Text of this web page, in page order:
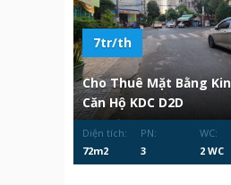
7tr/th
Cho Thuê Mặt Bằng
Căn Hộ KDC D2D
Diện tích:
72m2
PN:
3
WC:
2 WC